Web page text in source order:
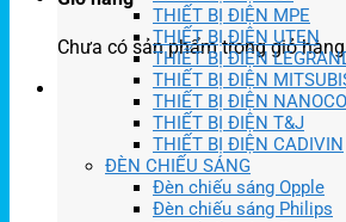
Chưa có sản phẩm trong giỏ
THIẾT BỊ ĐIỆN MPE
THIẾT BỊ ĐIỆN UTEN
THIẾT BỊ ĐIỆN
THIẾT BỊ ĐIỆN
THIẾT BỊ ĐIỆN NANOCO
THIẾT BỊ ĐIỆN T&J
THIẾT BỊ ĐIỆN CADIVIN
ĐÈN CHIẾU SÁNG
Đèn chiếu sáng Opple
Đèn chiếu sáng Philips